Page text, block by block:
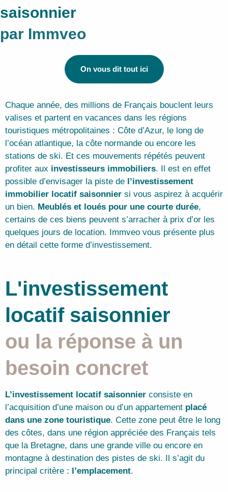
saisonnier
par Immveo
On vous dit tout ici
Chaque année, des millions de Français bouclent leurs
valises et partent en vacances dans les régions
touristiques métropolitaines : Côte d’Azur, le long de
l’océan atlantique, la côte normande ou encore les
stations de ski. Et ces mouvements répétés peuvent
profiter aux investisseurs immobiliers. Il est en effet
possible d’envisager la piste de l’investissement
immobilier locatif saisonnier si vous aspirez à acquérir
un bien. Meublés et loués pour une courte durée,
certains de ces biens peuvent s’arracher à prix d’or les
quelques jours de location. Immveo vous présente plus
en détail cette forme d’investissement.
L'investissement
locatif saisonnier
ou la réponse à un
besoin concret
L’investissement locatif saisonnier consiste en
l’acquisition d’une maison ou d’un appartement placé
dans une zone touristique. Cette zone peut être le long
des côtes, dans une région appréciée des Français tels
que la Bretagne, dans une grande ville ou encore en
montagne à destination des pistes de ski. Il s’agit du
principal critère :
l’emplacement.